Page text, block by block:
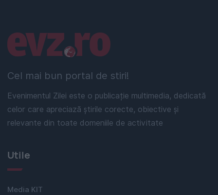
Cel mai bun portal de stiri!
Evenimentul Zilei este o publicație multimedia, dedicată
celor care apreciază știrile corecte, obiective și
relevante din toate domeniile de activitate
Linkuri utile
Utile
Media KIT